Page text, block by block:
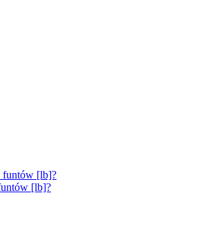
funtów [lb]?
[lb]?